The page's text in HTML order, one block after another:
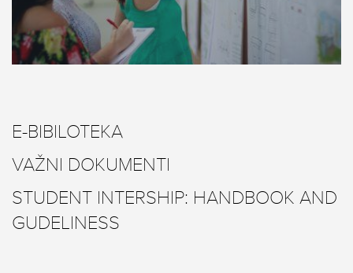
E-BIBILOTEKA
VAŽNI DOKUMENTI
STUDENT INTERSHIP: HANDBOOK AND
GUDELINESS